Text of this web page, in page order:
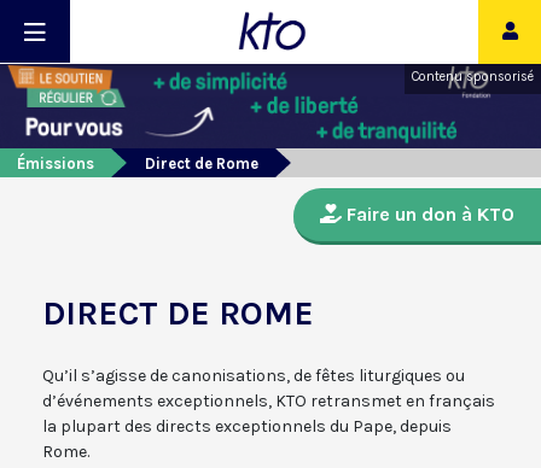
Contenu sponsorisé
Émissions Direct de Rome
Faire un don à KTO
DIRECT DE ROME
Qu’il s’agisse de canonisations, de fêtes liturgiques ou
d’événements exceptionnels, KTO retransmet en français
la plupart des directs exceptionnels du Pape, depuis
Rome.